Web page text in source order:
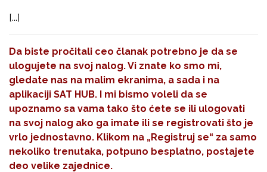
[...]
Da biste pročitali ceo članak potrebno je da se
ulogujete na svoj nalog. Vi znate ko smo mi,
gledate nas na malim ekranima, a sada i na
aplikaciji SAT HUB. I mi bismo voleli da se
upoznamo sa vama tako što ćete se ili ulogovati
na svoj nalog ako ga imate ili se registrovati što je
vrlo jednostavno. Klikom na „Registruj se“ za samo
nekoliko trenutaka, potpuno besplatno, postajete
deo velike zajednice.